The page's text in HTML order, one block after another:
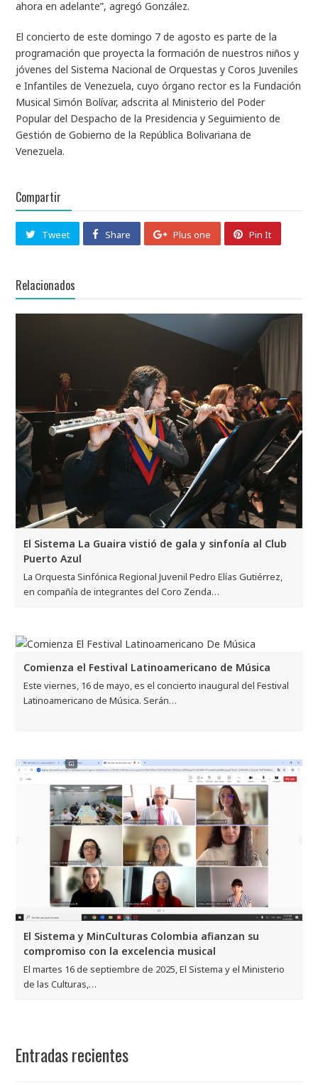
ahora en adelante”, agregó González.
El concierto de este domingo 7 de agosto es parte de la
programación que proyecta la formación de nuestros niños y
jóvenes del Sistema Nacional de Orquestas y Coros Juveniles
e Infantiles de Venezuela, cuyo órgano rector es la Fundación
Musical Simón Bolívar, adscrita al Ministerio del Poder
Popular del Despacho de la Presidencia y Seguimiento de
Gestión de Gobierno de la República Bolivariana de
Venezuela.
Compartir
Tweet Share Plus one Pin It
Relacionados
El Sistema La Guaira vistió de gala y sinfonía al Club
Puerto Azul
La Orquesta Sinfónica Regional Juvenil Pedro Elías Gutiérrez,
en compañía de integrantes del Coro Zenda…
Comienza el Festival Latinoamericano de Música
Este viernes, 16 de mayo, es el concierto inaugural del Festival
Latinoamericano de Música. Serán…
El Sistema y MinCulturas Colombia afianzan su
compromiso con la excelencia musical
El martes 16 de septiembre de 2025, El Sistema y el Ministerio
de las Culturas,…
Entradas recientes